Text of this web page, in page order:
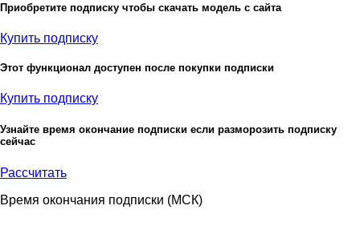
Приобретите подписку чтобы скачать модель с сайта
Купить подписку
Этот функционал доступен после покупки подписки
Купить подписку
Узнайте время окончание подписки если разморозить подписку
сейчас
Рассчитать
Время окончания подписки (МСК)